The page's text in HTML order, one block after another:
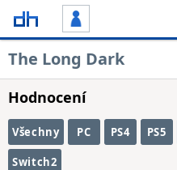
The Long Dark
Hodnocení
Všechny PC PS4 PS5
Switch2